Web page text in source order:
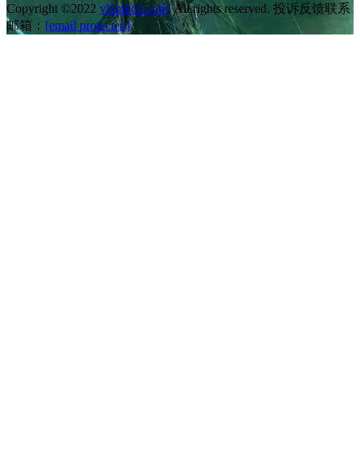
Copyright ©2022 vlambda.com. All rights reserved. 投诉反馈联系
邮箱： [email protected]